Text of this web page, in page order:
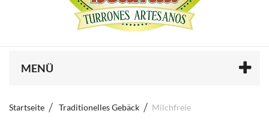
MENÜ
Startseite Traditionelles Gebäck Milchfreie